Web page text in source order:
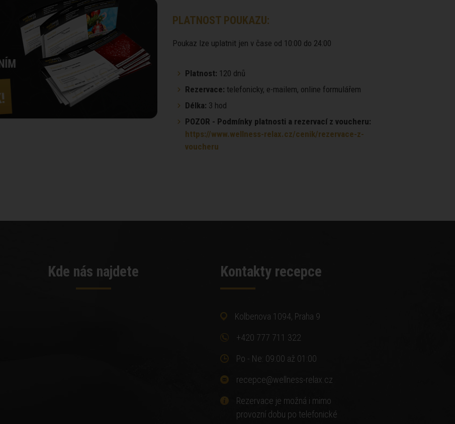
PLATNOST POUKAZU:
Poukaz lze uplatnit jen v čase od 10:00 do 24:00
Platnost: 120 dnů
Rezervace: telefonicky, e-mailem, online formulářem
Délka: 3 hod
POZOR - Podmínky platnosti a rezervací z voucheru:
https://www.wellness-relax.cz/cenik/rezervace-z-
voucheru
Kde nás najdete Kontakty recepce
Kolbenova 1094, Praha 9
+420 777 711 322
Po - Ne: 09:00 až 01:00
recepce@wellness-relax.cz
Rezervace je možná i mimo
provozní dobu po telefonické